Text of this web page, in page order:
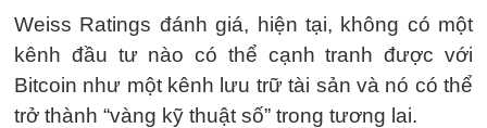
Weiss Ratings đánh giá, hiện tại, không có một
kênh đầu tư nào có thể cạnh tranh được với
Bitcoin như một kênh lưu trữ tài sản và nó có thể
trở thành “vàng kỹ thuật số” trong tương lai.